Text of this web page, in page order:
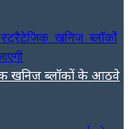
खनिज ब्लॉकों के आठवे